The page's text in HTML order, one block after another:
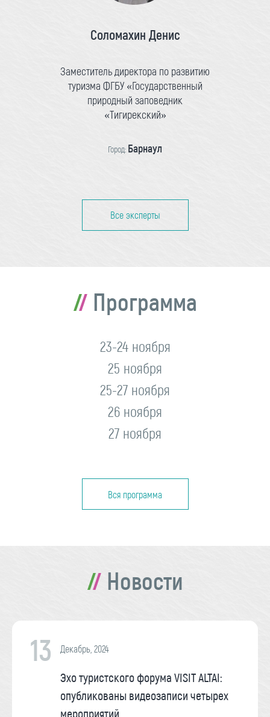
Соломахин Денис
Заместитель директора по развитию
туризма ФГБУ «Государственный
природный заповедник
«Тигирекский»
Город: Барнаул
Все эксперты
Программа
23-24 ноября
25 ноября
25-27 ноября
26 ноября
27 ноября
Вся программа
Новости
13 Декабрь, 2024
Эхо туристского форума VISIT ALTAI:
опубликованы видеозаписи четырех
мероприятий